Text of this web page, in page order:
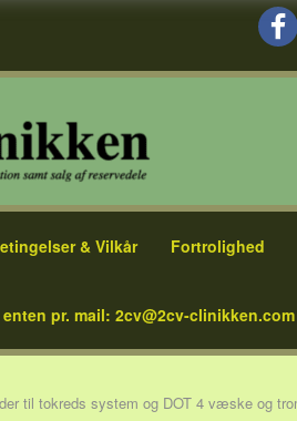
& Vilkår Fortrolighed
pr. mail: 2cv@2cv-clinikken.com
til tokreds system og DOT 4 væske og